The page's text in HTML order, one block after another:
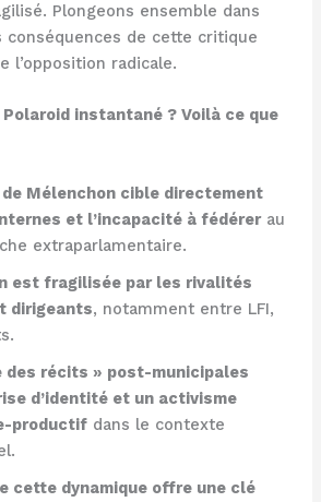
Plongeons ensemble dans
conséquences de cette critique
l’opposition radicale.
instantané ? Voilà ce que
Mélenchon cible directement
et l’incapacité à fédérerau
extraparlamentaire.
est fragilisée par les rivalités
dirigeants, notamment entre LFI,
des récits » post-municipales
d’identité et un activisme
productifdans le contexte
cette dynamique offre une clé